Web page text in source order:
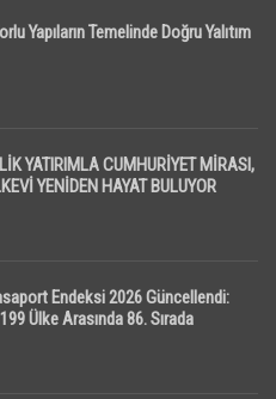
Yapıların Temelinde Doğru Yalıtım
YATIRIMLA CUMHURİYET MİRASI,
YENİDEN HAYAT BULUYOR
Endeksi 2026 Güncellendi:
Ülke Arasında 86. Sırada